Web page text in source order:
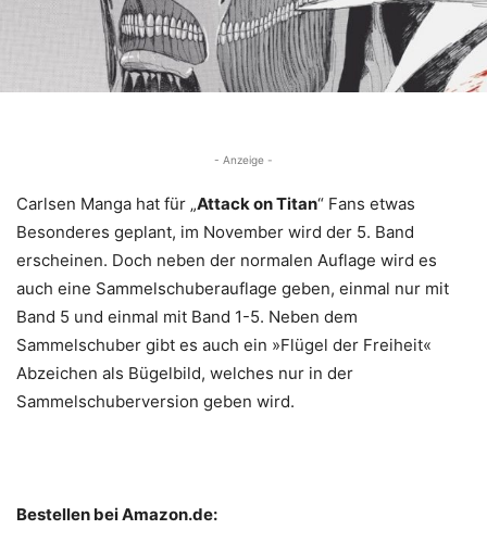
- Anzeige -
Carlsen Manga hat für „Attack on Titan“ Fans etwas
Besonderes geplant, im November wird der 5. Band
erscheinen. Doch neben der normalen Auflage wird es
auch eine Sammelschuberauflage geben, einmal nur mit
Band 5 und einmal mit Band 1-5. Neben dem
Sammelschuber gibt es auch ein »Flügel der Freiheit«
Abzeichen als Bügelbild, welches nur in der
Sammelschuberversion geben wird.
Bestellen bei Amazon.de: